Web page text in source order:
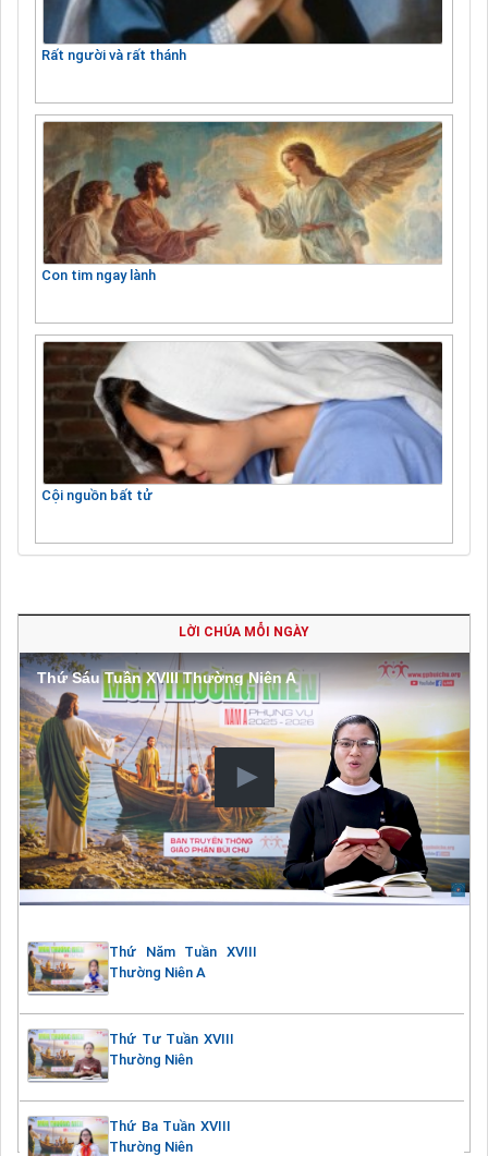
Rất người và rất thánh
Con tim ngay lành
Cội nguồn bất tử
LỜI CHÚA MỖI NGÀY
Thứ Sáu Tuần XVIII Thường Niên A
Thứ Năm Tuần XVIII
Thường Niên A
Thứ Tư Tuần XVIII
Thường Niên
Thứ Ba Tuần XVIII
Thường Niên